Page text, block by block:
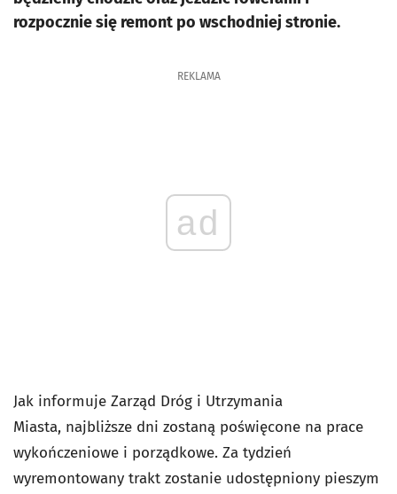
rozpocznie się remont po wschodniej stronie.
REKLAMA
ad
Jak informuje Zarząd Dróg i Utrzymania
Miasta, najbliższe dni zostaną poświęcone na prace
wykończeniowe i porządkowe. Za tydzień
wyremontowany trakt zostanie udostępniony pieszym